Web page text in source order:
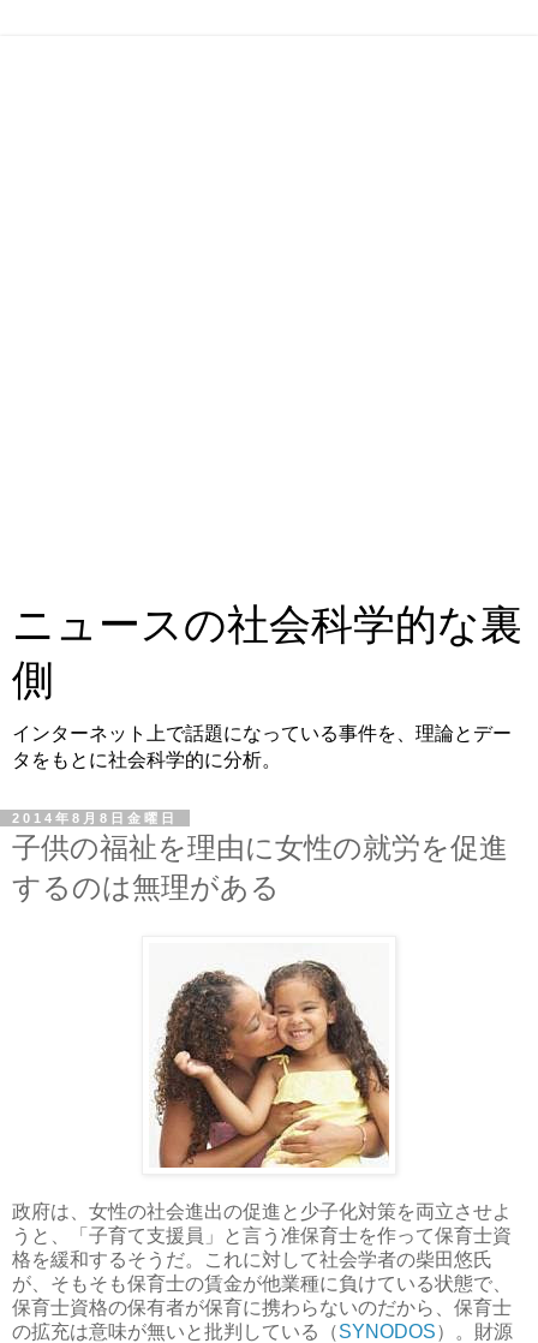
ニュースの社会科学的な裏
側
インターネット上で話題になっている事件を、理論とデー
タをもとに社会科学的に分析。
2014年8月8日金曜日
子供の福祉を理由に女性の就労を促進
するのは無理がある
政府は、女性の社会進出の促進と少子化対策を両立させよ
うと、「子育て支援員」と言う准保育士を作って保育士資
格を緩和するそうだ。これに対して社会学者の柴田悠氏
が、そもそも保育士の賃金が他業種に負けている状態で、
保育士資格の保有者が保育に携わらないのだから、保育士
の拡充は意味が無いと批判している（SYNODOS）。財源